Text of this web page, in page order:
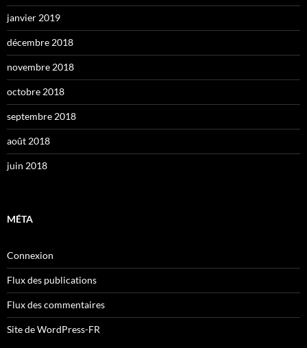
janvier 2019
décembre 2018
novembre 2018
octobre 2018
septembre 2018
août 2018
juin 2018
MÉTA
Connexion
Flux des publications
Flux des commentaires
Site de WordPress-FR